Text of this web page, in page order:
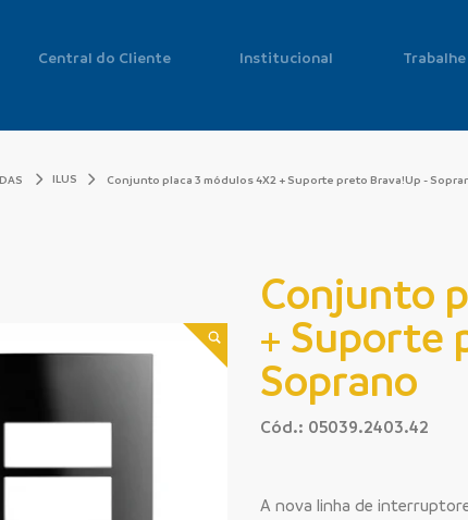
Central do Cliente Institucional
ILUS Conjunto placa 3 módulos 4X2 + Suporte preto Brava!Up -
Conjunto
+ Suporte
Soprano
Cód.: 05039.2403.42
A nova linha de